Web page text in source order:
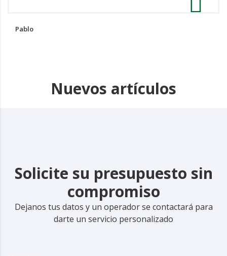
Pablo
Nuevos artículos
Solicite su presupuesto sin
compromiso
Dejanos tus datos y un operador se contactará para
darte un servicio personalizado